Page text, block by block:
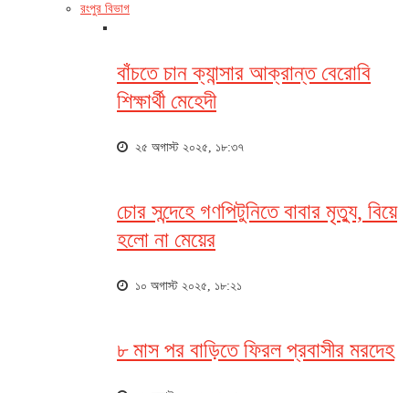
রংপুর বিভাগ
বাঁচতে চান ক্যান্সার আক্রান্ত বেরোবি
শিক্ষার্থী মেহেদী
২৫ অগাস্ট ২০২৫, ১৮:৩৭
চোর সন্দেহে গণপিটুনিতে বাবার মৃত্যু, বিয়ে
হলো না মেয়ের
১০ অগাস্ট ২০২৫, ১৮:২১
৮ মাস পর বাড়িতে ফিরল প্রবাসীর মরদেহ